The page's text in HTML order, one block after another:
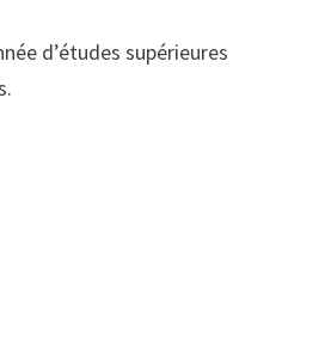
d’études supérieures